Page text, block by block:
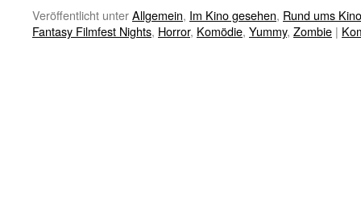
Veröffentlicht unterAllgemein, Im Kino gesehen, Rund ums Kino
Fantasy Filmfest Nights, Horror, Komödie, Yummy, Zombie |